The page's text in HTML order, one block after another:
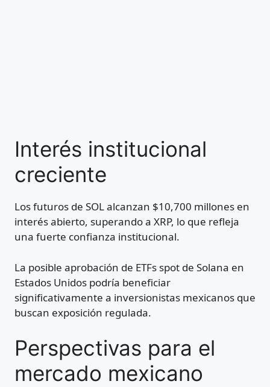
Interés institucional
creciente
Los futuros de SOL alcanzan $10,700 millones en
interés abierto, superando a XRP, lo que refleja
una fuerte confianza institucional.
La posible aprobación de ETFs spot de Solana en
Estados Unidos podría beneficiar
significativamente a inversionistas mexicanos que
buscan exposición regulada.
Perspectivas para el
mercado mexicano